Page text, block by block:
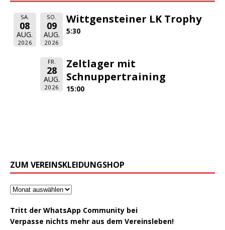
SA.
08
AUG.
2026
SO.
09
AUG.
2026
Wittgensteiner LK Trophy
5:30
FR.
28
AUG.
2026
Zeltlager mit
Schnuppertraining
15:00
ZUM VEREINSKLEIDUNGSHOP
Tritt der WhatsApp Community bei
Verpasse nichts mehr aus dem Vereinsleben!